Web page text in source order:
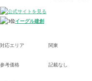
イーグル建創
対応エリア 関東
参考価格 記載なし